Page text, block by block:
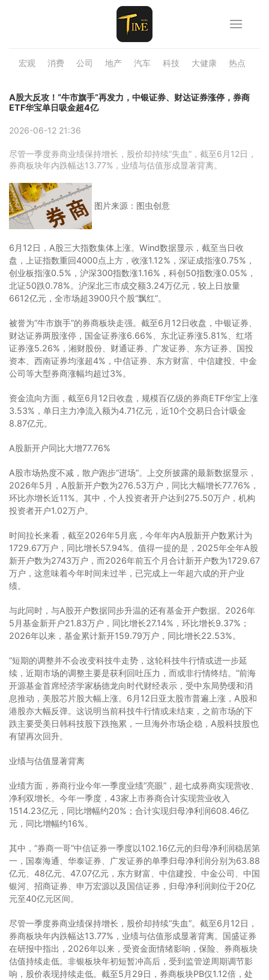
宏观 消费 公司 地产 汽车 科技 大健康 热点
A股大反攻！“牛市旗手”再发力，中银证券、财达证券涨停，券商
ETF华宝单日吸金超4亿
2026-06-12 21:36
尽管一季度券商业绩保持增长，股价却持续“失血”，截至6月12日，
券商板块年内跌幅达13.77%，业绩与估值形成显著背离。
图片来源：图虫创意
6月12日，A股三大指数集体上涨。Wind数据显示，截至当日收
盘，上证指数重回4000点上方，收涨1.12%，深证成指涨0.75%，
创业板指涨0.5%，沪深300指数涨1.16%，科创50指数涨0.05%，
北证50跌0.78%。沪深北三市成交额3.24万亿元，较上日放量
6612亿元，全市场超3900只个股“飘红”。
被誉为“牛市旗手”的券商板块走强。截至6月12日收盘，中银证券、
财达证券两股涨停，国金证券涨6.66%、东北证券涨5.81%、红塔
证券涨5.26%，湘财股份、财通证券、广发证券、东方证券、国投
资本、西南证券均涨超4%，中信证券、东方财富、中信建投、中金
公司等大型券商涨幅均超过3%。
资金流向方面，截至6月12日收盘，规模百亿级的券商ETF华宝上涨
3.53%，单日主力净流入额为4.71亿元，近10个交易日合计吸金
8.87亿元。
A股新开户同比大增77.76%
A股市场热度不减，散户跑步“进场”。上交所披露的最新数据显示，
2026年5月，A股新开户数为276.53万户，同比大幅增长77.76%，
环比亦增长近11%。其中，个人投资者开户达到275.50万户，机构
投资者开户1.02万户。
时间拉长来看，截至2026年5月底，今年年内A股新开户数累计为
1729.67万户，同比增长57.94%。值得一提的是，2025年全年A股
新开户数为2743万户，而2026年前五个月合计新开户数为1729.67
万户，这意味着今年时间未过半，已完成上一年超六成的开户业
绩。
与此同时，与A股开户数据同步升温的还有基金开户数据。2026年
5月基金新开户21.83万户，同比增长27.14%，环比增长9.37%；
2026年以来，基金累计新开159.79万户，同比增长22.53%。
“短期的调整并不会改变科技牛走势，这轮科技牛行情或进一步延
续，近期市场的调整主要是获利回吐压力，而或非行情终结。”前海
开源基金首席经济学家杨德龙向时代财经表示，受中东局势缓和消
息推动，美股芯片股大幅上涨。6月12日亚太股市普遍上涨，A股和
港股亦大幅反弹。这说明当前科技牛行情或未结束，之前市场的下
跌主要受美日韩科技股下跌拖累，一旦海外市场企稳，A股科技股也
有望再次回升。
业绩与估值显著背离
业绩方面，券商行业今年一季度业绩“亮眼”，超七成券商实现营收、
净利双增长。今年一季度，43家上市券商合计实现营业收入
1514.23亿元，同比增幅约20%；合计实现归母净利润608.46亿
元，同比增幅约16%。
其中，“券商一哥”中信证券一季度以102.16亿元的归母净利润稳居第
一，国泰海通、华泰证券、广发证券的单季归母净利润分别为63.88
亿元、48亿元、47.07亿元，东方财富、中信建投、中金公司、中国
银河、招商证券、申万宏源以及国信证券，归母净利润则位于20亿
元至40亿元区间。
尽管一季度券商业绩保持增长，股价却持续“失血”。截至6月12日，
券商板块年内跌幅达13.77%，业绩与估值形成显著背离。国盛证券
在研报中指出，2026年以来，受资金面情绪影响，保险、券商板块
估值持续走低。非银板块年初短暂冲高后，受到监管逆周期调节影
响，股价表现持续走低。截至5月29日，券商板块PB仅1.12倍，处